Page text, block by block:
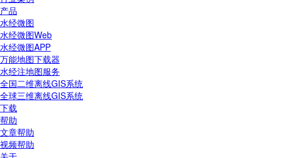
产品
水经微图
水经微图Web
水经微图APP
万能地图下载器
水经注地图服务
全国二维离线GIS系统
全球三维离线GIS系统
下载
帮助
文章帮助
视频帮助